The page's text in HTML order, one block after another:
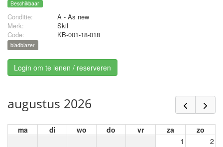
Beschikbaar
Conditie:
A - As new
Merk:
Skil
Code:
KB-001-18-018
bladblazer
Login om te lenen / reserveren
augustus 2026
ma di wo do vr za
zo
1
2